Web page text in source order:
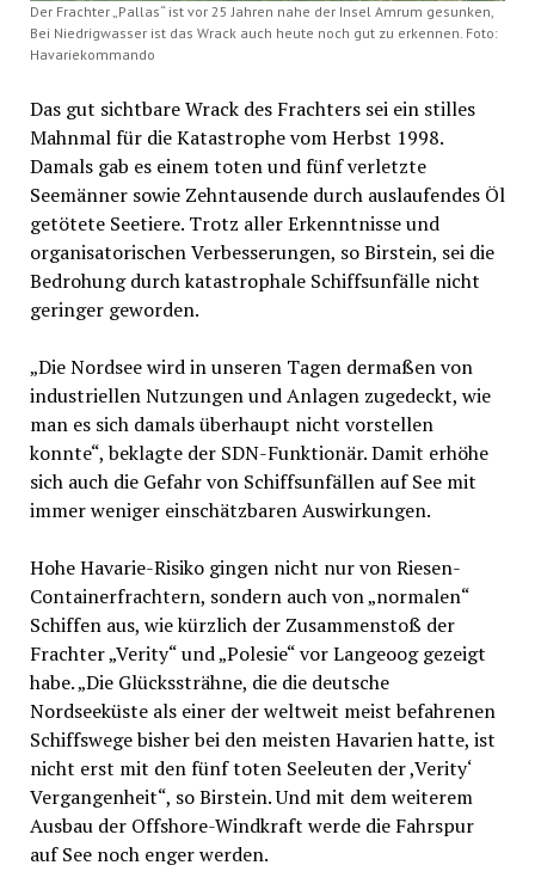
Der Frachter „Pallas“ ist vor 25 Jahren nahe der Insel Amrum gesunken,
Bei Niedrigwasser ist das Wrack auch heute noch gut zu erkennen. Foto:
Havariekommando
Das gut sichtbare Wrack des Frachters sei ein stilles
Mahnmal für die Katastrophe vom Herbst 1998.
Damals gab es einem toten und fünf verletzte
Seemänner sowie Zehntausende durch auslaufendes Öl
getötete Seetiere. Trotz aller Erkenntnisse und
organisatorischen Verbesserungen, so Birstein, sei die
Bedrohung durch katastrophale Schiffsunfälle nicht
geringer geworden.
„Die Nordsee wird in unseren Tagen dermaßen von
industriellen Nutzungen und Anlagen zugedeckt, wie
man es sich damals überhaupt nicht vorstellen
konnte“, beklagte der SDN-Funktionär. Damit erhöhe
sich auch die Gefahr von Schiffsunfällen auf See mit
immer weniger einschätzbaren Auswirkungen.
Hohe Havarie-Risiko gingen nicht nur von Riesen-
Containerfrachtern, sondern auch von „normalen“
Schiffen aus, wie kürzlich der Zusammenstoß der
Frachter „Verity“ und „Polesie“ vor Langeoog gezeigt
habe. „Die Glückssträhne, die die deutsche
Nordseeküste als einer der weltweit meist befahrenen
Schiffswege bisher bei den meisten Havarien hatte, ist
nicht erst mit den fünf toten Seeleuten der ,Verity‘
Vergangenheit“, so Birstein. Und mit dem weiterem
Ausbau der Offshore-Windkraft werde die Fahrspur
auf See noch enger werden.